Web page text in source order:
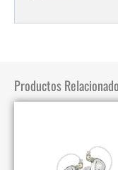
Productos